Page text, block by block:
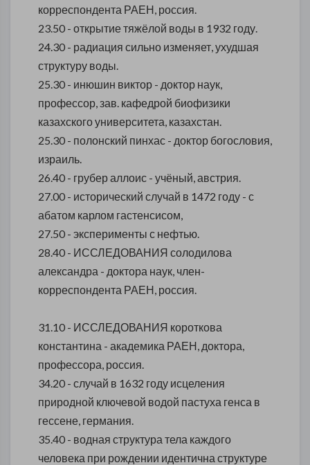
корреспондента РАЕН, россия.
23.50 - открытие тяжёлой воды в 1932 году.
24.30 - радиация сильно изменяет, ухудшая
структуру воды.
25.30 - инюшин виктор - доктор наук,
профессор, зав. кафедрой биофизики
казахского университета, казахстан.
25.30 - полонский пинхас - доктор богословия,
израиль.
26.40 - грубер аллоис - учёный, австрия.
27.00 - исторический случай в 1472 году - с
абатом карлом гастенсисом,
27.50 - эксперименты с нефтью.
28.40 - ИССЛЕДОВАНИЯ солодилова
александра - доктора наук, член-
корреспондента РАЕН, россия.
31.10 - ИССЛЕДОВАНИЯ короткова
константина - академика РАЕН, доктора,
профессора, россия.
34.20 - случай в 1632 году исцеления
природной ключевой водой пастуха генса в
гессене, германия.
35.40 - водная структура тела каждого
человека при рождении идентична структуре